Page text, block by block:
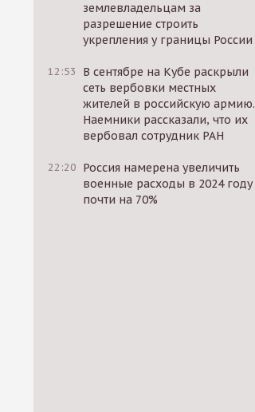
землевладельцам за
разрешение строить
укрепления у границы России
12:53
В сентябре на Кубе раскрыли
сеть вербовки местных
жителей в российскую армию.
Наемники рассказали, что их
вербовал сотрудник РАН
22:20 Россия намерена увеличить
военные расходы в 2024 году
почти на 70%